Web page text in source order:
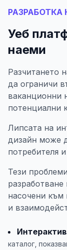
РАЗРАБОТКА
Уеб
наеми
Разчитането
да ограничи
ваканционни
потенциални
Липсата на
дизайн може
потребителя
Тези
насочени към
и
каталог,